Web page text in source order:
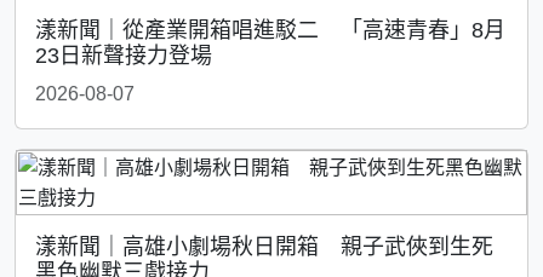
漾新聞｜從產業開箱唱進駁二 「高速青春」8月
23日新聲接力登場
2026-08-07
漾新聞｜高雄小劇場秋日開箱 親子武俠到生死
黑色幽默三戲接力